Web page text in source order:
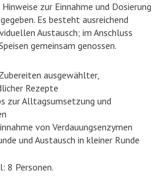
zur Einnahme und Dosierung
Es besteht ausreichend
Austausch; im Anschluss
gemeinsam genossen.
ausgewählter,
Rezepte
zur Alltagsumsetzung und
von Verdauungsenzymen
und Austausch in kleiner Runde
8 Personen.